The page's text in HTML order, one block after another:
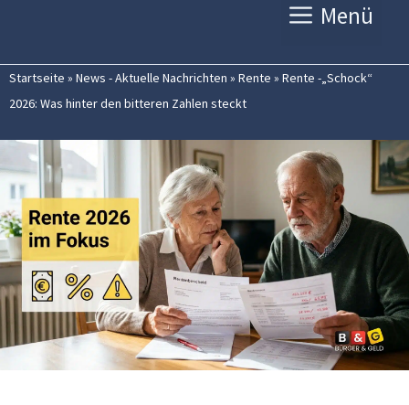
Menü
Startseite » News - Aktuelle Nachrichten » Rente » Rente -„Schock“
2026: Was hinter den bitteren Zahlen steckt